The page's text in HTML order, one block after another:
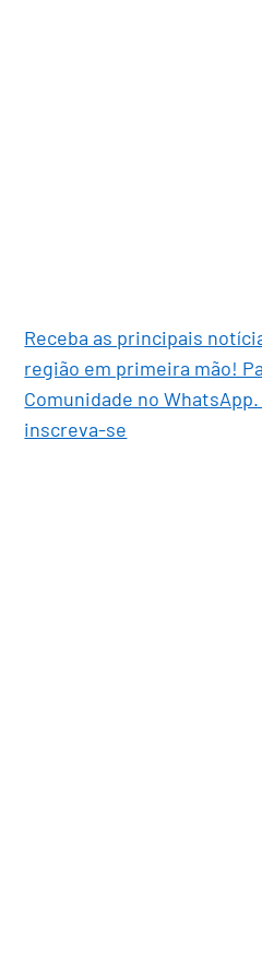
Receba as principais
região em primeira mão!
Comunidade no
inscreva-se